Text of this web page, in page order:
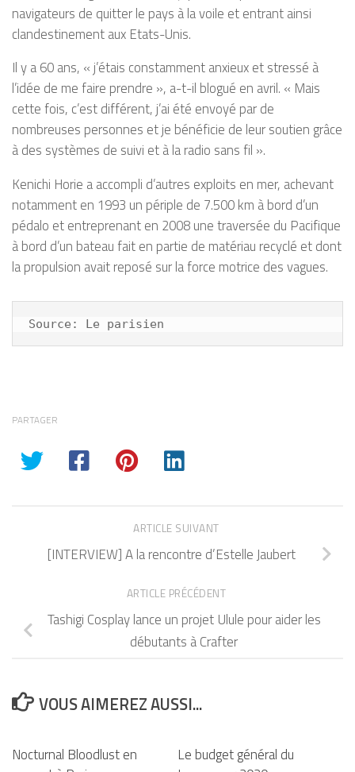
navigateurs de quitter le pays à la voile et entrant ainsi
clandestinement aux Etats-Unis.
Il y a 60 ans, « j’étais constamment anxieux et stressé à
l’idée de me faire prendre », a-t-il blogué en avril. « Mais
cette fois, c’est différent, j’ai été envoyé par de
nombreuses personnes et je bénéficie de leur soutien grâce
à des systèmes de suivi et à la radio sans fil ».
Kenichi Horie a accompli d’autres exploits en mer, achevant
notamment en 1993 un périple de 7.500 km à bord d’un
pédalo et entreprenant en 2008 une traversée du Pacifique
à bord d’un bateau fait en partie de matériau recyclé et dont
la propulsion avait reposé sur la force motrice des vagues.
Source: Le parisien
PARTAGER
ARTICLE SUIVANT
[INTERVIEW] A la rencontre d’Estelle Jaubert
ARTICLE PRÉCÉDENT
Tashigi Cosplay lance un projet Ulule pour aider les
débutants à Crafter
VOUS AIMEREZ AUSSI...
Nocturnal Bloodlust en
Le budget général du